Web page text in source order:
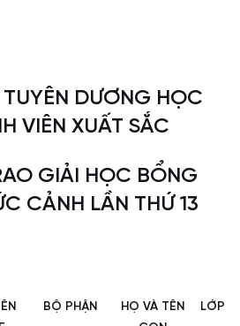
DƯƠNG HỌC
VIÊN XUẤT SẮC
GIẢI HỌC BỔNG
CẢNH LẦN THỨ 13
BỘ PHẬN
HỌ VÀ TÊN
LỚP